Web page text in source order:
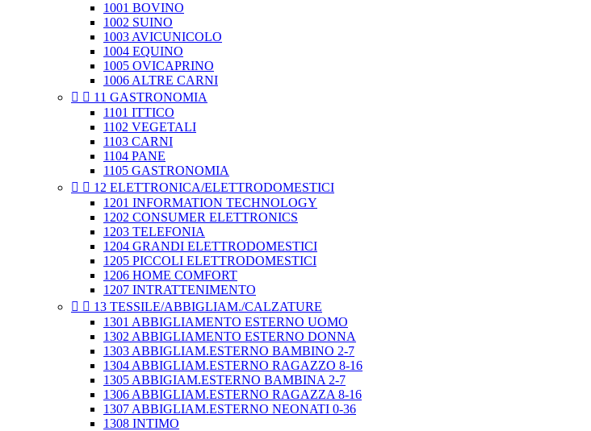
1001 BOVINO
1002 SUINO
1003 AVICUNICOLO
1004 EQUINO
1005 OVICAPRINO
1006 ALTRE CARNI
  11 GASTRONOMIA
1101 ITTICO
1102 VEGETALI
1103 CARNI
1104 PANE
1105 GASTRONOMIA
  12 ELETTRONICA/ELETTRODOMESTICI
1201 INFORMATION TECHNOLOGY
1202 CONSUMER ELETTRONICS
1203 TELEFONIA
1204 GRANDI ELETTRODOMESTICI
1205 PICCOLI ELETTRODOMESTICI
1206 HOME COMFORT
1207 INTRATTENIMENTO
  13 TESSILE/ABBIGLIAM./CALZATURE
1301 ABBIGLIAMENTO ESTERNO UOMO
1302 ABBIGLIAMENTO ESTERNO DONNA
1303 ABBIGLIAM.ESTERNO BAMBINO 2-7
1304 ABBIGLIAM.ESTERNO RAGAZZO 8-16
1305 ABBIGIAM.ESTERNO BAMBINA 2-7
1306 ABBIGLIAM.ESTERNO RAGAZZA 8-16
1307 ABBIGLIAM.ESTERNO NEONATI 0-36
1308 INTIMO